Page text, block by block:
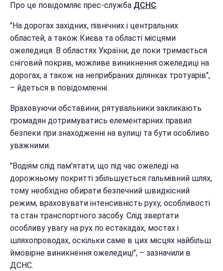
Про це повідомляє прес-служба ДСНС.
"На дорогах західних, північних і центральних
областей, а також Києва та області місцями
ожеледиця. В областях України, де поки тримається
сніговий покрив, можливе виникнення ожеледиці на
дорогах, а також на неприбраних ділянках тротуарів",
– йдеться в повідомленні.
Враховуючи обставини, рятувальники закликають
громадян дотримуватись елементарних правил
безпеки при знаходженні на вулиці та бути особливо
уважними.
"Водіям слід пам'ятати, що під час ожеледі на
дорожньому покритті збільшується гальмівний шлях,
тому необхідно обирати безпечний швидкісний
режим, враховувати інтенсивність руху, особливості
та стан транспортного засобу. Слід звертати
особливу увагу на рух по естакадах, мостах і
шляхопроводах, оскільки саме в цих місцях найбільш
ймовірне виникнення ожеледиці", – зазначили в
ДСНС.